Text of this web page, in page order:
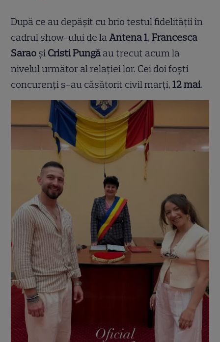
După ce au depășit cu brio testul fidelității în
cadrul show-ului de laAntena 1,Francesca
Sarao și Cristi Pungă au trecut acum la
nivelul următor al relației lor. Cei doi foști
concurenți s-au căsătorit civil marți,12 mai.